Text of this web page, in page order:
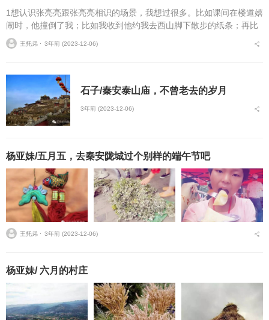
1想认识张亮亮跟张亮亮相识的场景，我想过很多。比如课间在楼道嬉
闹时，他撞倒了我；比如我收到他约我去西山脚下散步的纸条；再比
如，我直接站在四班门口大喊他的名字……给赵晓说这些的时候，是
个明媚的春日午后，...
王托弟 ⋅ 3年前 (2023-12-06)
石子/秦安泰山庙，不曾老去的岁月
3年前 (2023-12-06)
杨亚妹/五月五，去秦安陇城过个别样的端午节吧
王托弟 ⋅ 3年前 (2023-12-06)
杨亚妹/ 六月的村庄